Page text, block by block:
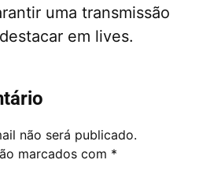
uma transmissão
em lives.
não será publicado.
marcados com *